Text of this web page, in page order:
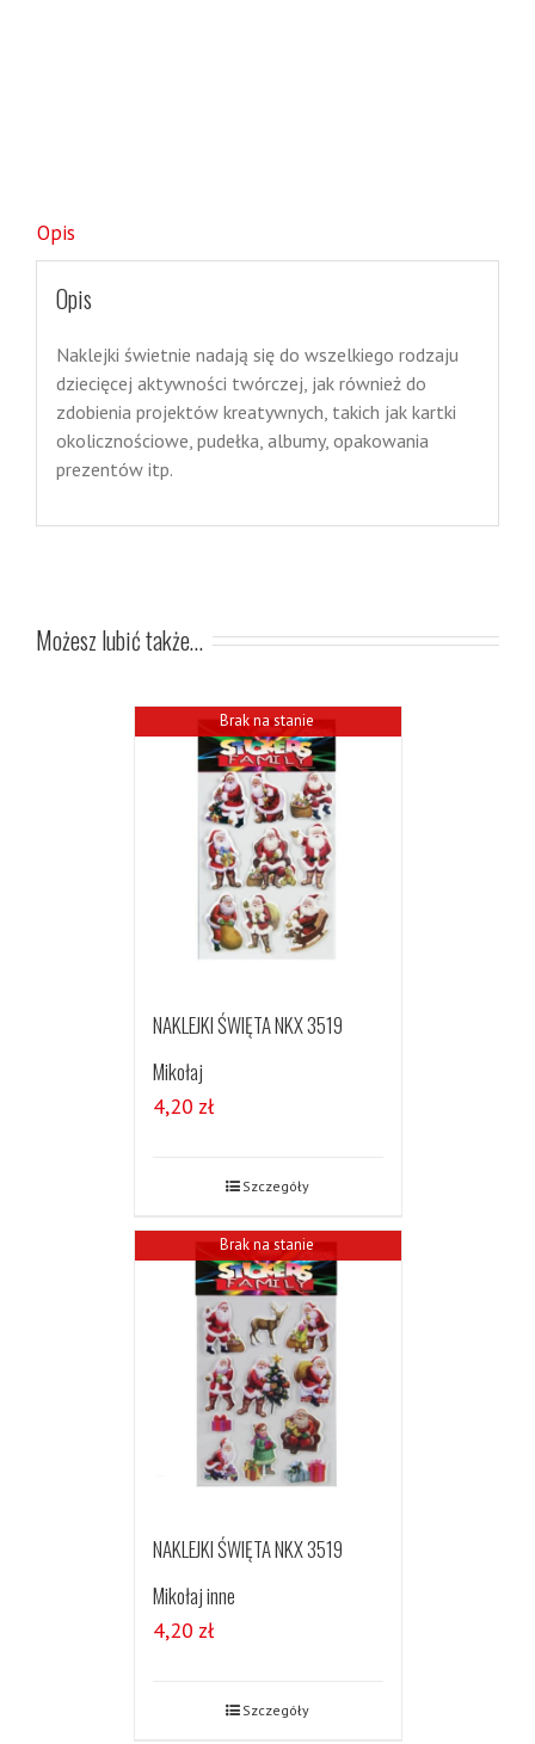
Opis
Opis
Naklejki świetnie nadają się do wszelkiego rodzaju
dziecięcej aktywności twórczej, jak również do
zdobienia projektów kreatywnych, takich jak kartki
okolicznościowe, pudełka, albumy, opakowania
prezentów itp.
Możesz lubić także…
Brak na stanie
NAKLEJKI ŚWIĘTA NKX 3519
Mikołaj
4,20 zł
Szczegóły
Brak na stanie
NAKLEJKI ŚWIĘTA NKX 3519
Mikołaj inne
4,20 zł
Szczegóły